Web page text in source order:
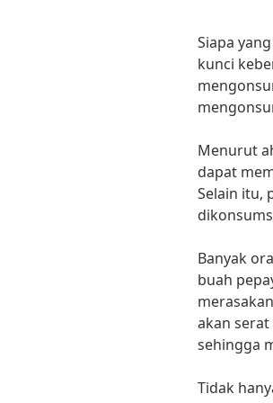
Siapa
kunci
Menurut
dapat
Selain itu,
Banyak
buah
akan
sehingga
Tidak